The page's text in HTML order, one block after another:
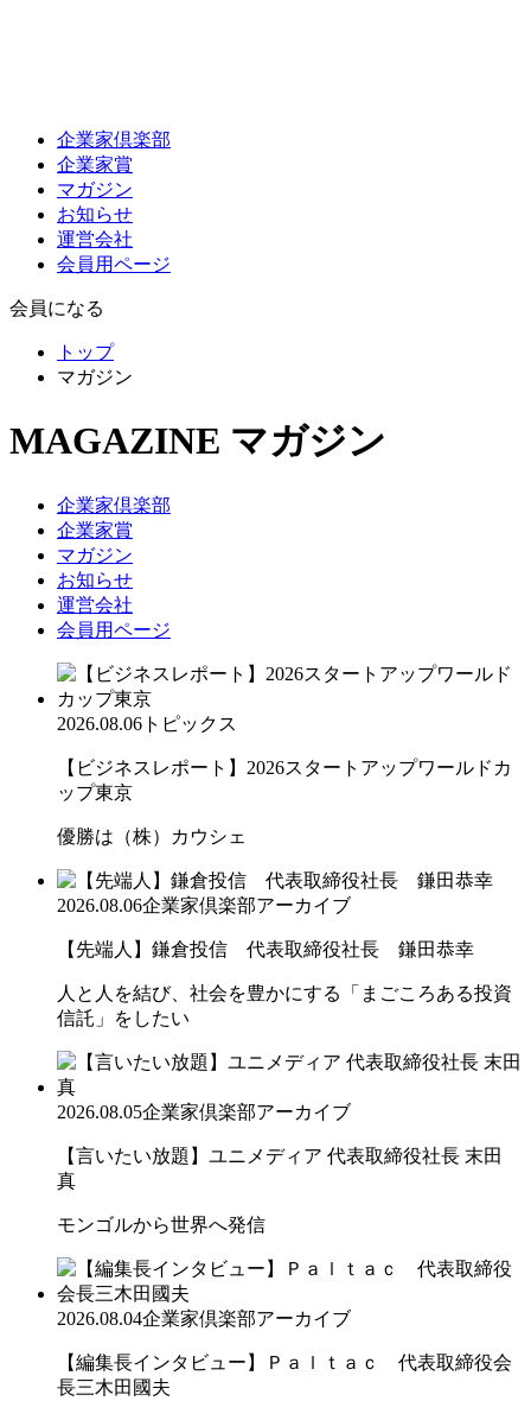
企業家倶楽部
企業家賞
マガジン
お知らせ
運営会社
会員用ページ
会員になる
トップ
マガジン
MAGAZINE マガジン
企業家倶楽部
企業家賞
マガジン
お知らせ
運営会社
会員用ページ
2026.08.06 トピックス
【ビジネスレポート】2026スタートアップワールドカ
ップ東京
優勝は（株）カウシェ
2026.08.06企業家倶楽部アーカイブ
【先端人】鎌倉投信 代表取締役社長 鎌田恭幸
人と人を結び、社会を豊かにする「まごころある投資
信託」をしたい
2026.08.05企業家倶楽部アーカイブ
【言いたい放題】ユニメディア 代表取締役社長 末田
真
モンゴルから世界へ発信
2026.08.04企業家倶楽部アーカイブ
【編集長インタビュー】Ｐａｌｔａｃ 代表取締役会
長三木田國夫